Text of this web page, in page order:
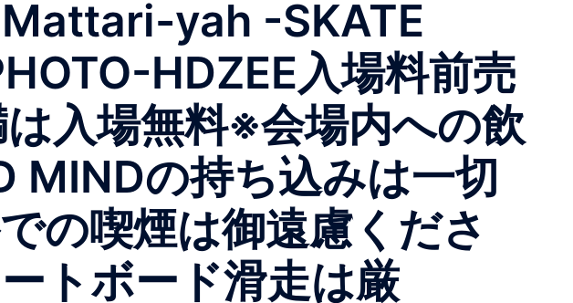
yah -SKATE
HDZEE入場料前売
入場無料※会場内への飲
MINDの持ち込みは一切
の喫煙は御遠慮くださ
トボード滑走は厳